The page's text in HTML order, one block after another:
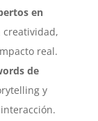
en
creatividad,
real.
de
y